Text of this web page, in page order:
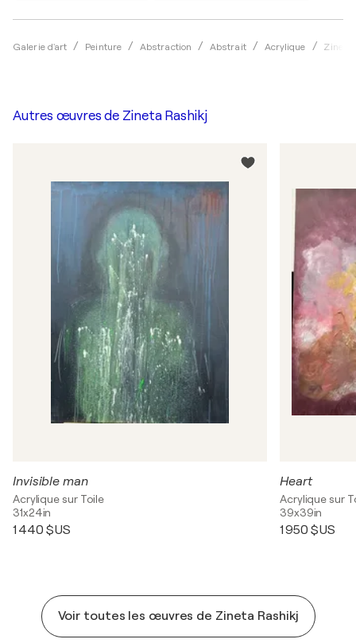
Galerie d'art Peinture Abstraction Abstrait Acrylique Zineta
Autres œuvres de Zineta Rashikj
Invisible man
Acrylique sur Toile
31x24in
1 440 $US
Heart
Acrylique sur
39x39in
1 950 $US
Voir toutes les œuvres de Zineta Rashikj